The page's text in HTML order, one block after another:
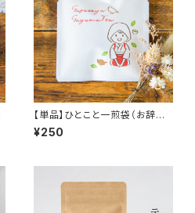
【単品】ひとこと一煎袋（お辞儀）
／ご挨拶時のプチギフトに！ティ
ーバッグ2個入り一煎袋
¥250